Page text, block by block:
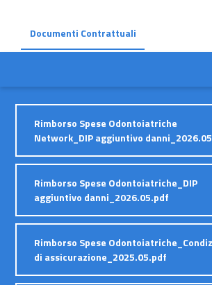
Documenti Contrattuali
Rimborso Spese Odontoiatriche
Network_DIP aggiuntivo
Rimborso Spese Odontoiatriche_DIP
aggiuntivo danni_2026.05.pdf
Rimborso Spese
di assicurazione_2025.05.pdf